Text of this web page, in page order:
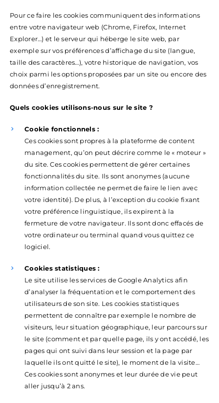
Pour ce faire les cookies communiquent des informations
entre votre navigateur web (Chrome, Firefox, Internet
Explorer…) et le serveur qui héberge le site web, par
exemple sur vos préférences d’affichage du site (langue,
taille des caractères…), votre historique de navigation, vos
choix parmi les options proposées par un site ou encore des
données d’enregistrement.
Quels cookies utilisons-nous sur le site ?
Cookie fonctionnels :
Ces cookies sont propres à la plateforme de content
management, qu’on peut décrire comme le « moteur »
du site. Ces cookies permettent de gérer certaines
fonctionnalités du site. Ils sont anonymes (aucune
information collectée ne permet de faire le lien avec
votre identité). De plus, à l’exception du cookie fixant
votre préférence linguistique, ils expirent à la
fermeture de votre navigateur. Ils sont donc effacés de
votre ordinateur ou terminal quand vous quittez ce
logiciel.
Cookies statistiques :
Le site utilise les services de Google Analytics afin
d’analyser la fréquentation et le comportement des
utilisateurs de son site. Les cookies statistiques
permettent de connaître par exemple le nombre de
visiteurs, leur situation géographique, leur parcours sur
le site (comment et par quelle page, ils y ont accédé, les
pages qui ont suivi dans leur session et la page par
laquelle ils ont quitté le site), le moment de la visite…
Ces cookies sont anonymes et leur durée de vie peut
aller jusqu’à 2 ans.